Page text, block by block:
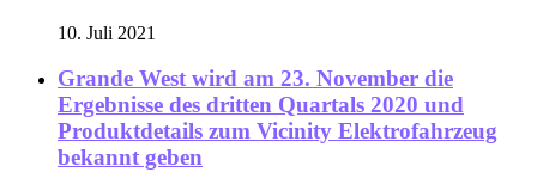
10. Juli 2021
Grande West wird am 23. November die
Ergebnisse des dritten Quartals 2020 und
Produktdetails zum Vicinity Elektrofahrzeug
bekannt geben